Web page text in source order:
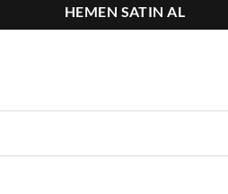
HEMEN SATIN AL